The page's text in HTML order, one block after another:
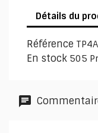
Détails du
Référence
En stock 505